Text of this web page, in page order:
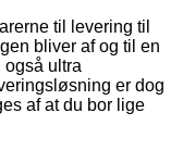
til levering til
bliver af og til en
også ultra
er dog
af at du bor lige